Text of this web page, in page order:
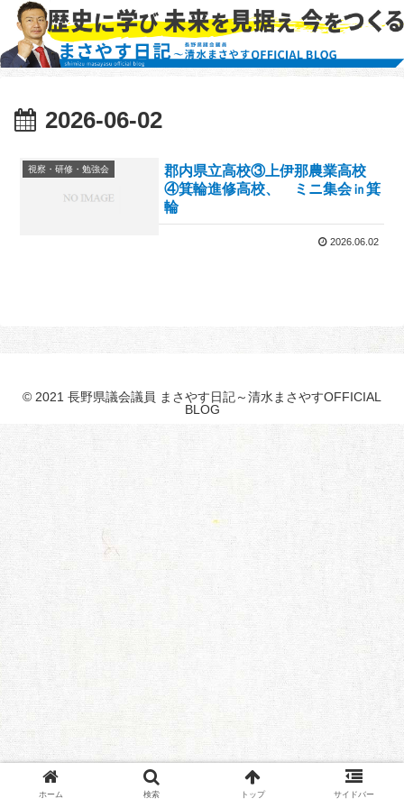
2026-06-02
視察・研修・勉強会
郡内県立高校③上伊那農業高校
④箕輪進修高校、 ミニ集会㏌箕
輪
2026.06.02
© 2021 長野県議会議員 まさやす日記～清水まさやすOFFICIAL
BLOG
ホーム 検索 トップ サイドバー